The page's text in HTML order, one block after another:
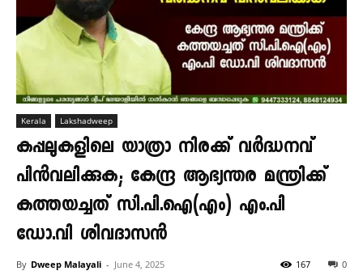
Kerala Lakshadweep
കപ്പലുകളിലെ യാത്രാ നിരക്ക് വർദ്ധനവ്
പിൻവലിക്കുക; കേന്ദ്ര ആഭ്യന്തര മന്ത്രിക്ക്
കത്തയച്ചത് സി.പി.ഐ(എം) എം.പി
ഡോ.വി ശിവദാസൻ
By Dweep Malayali - June 4, 2025 0
167